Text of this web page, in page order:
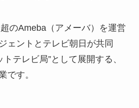
のAmeba（アメーバ）を運営
ェントとテレビ朝日が共同
テレビ局”として展開する、
です。